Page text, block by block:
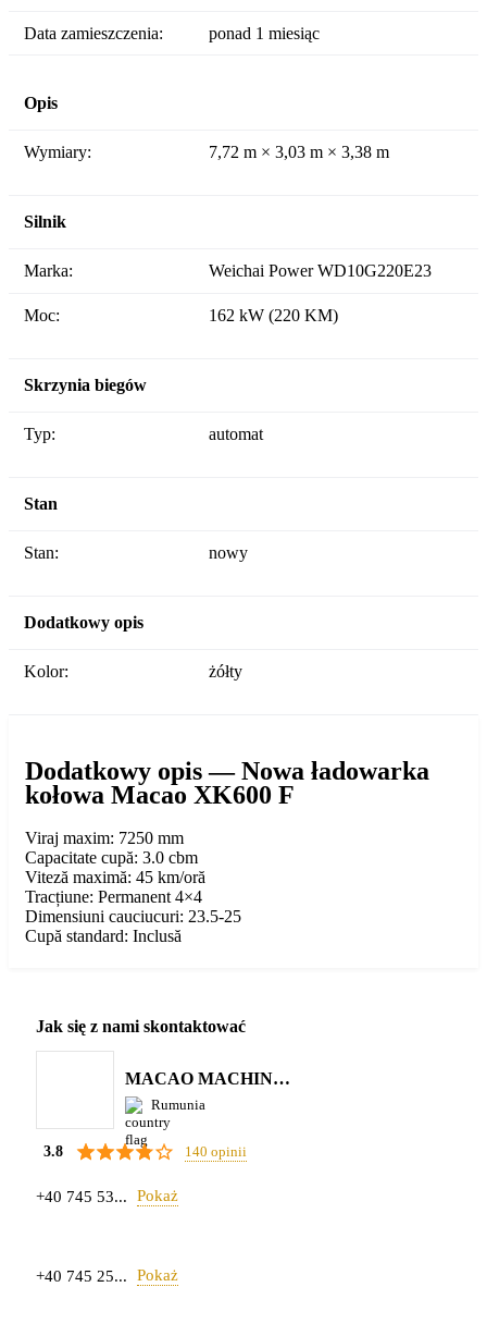
Data zamieszczenia: ponad 1 miesiąc
Opis
Wymiary: 7,72 m × 3,03 m × 3,38 m
Silnik
Marka: Weichai Power WD10G220E23
Moc: 162 kW (220 KM)
Skrzynia biegów
Typ: automat
Stan
Stan: nowy
Dodatkowy opis
Kolor: żółty
Dodatkowy opis — Nowa ładowarka
kołowa Macao XK600 F
Viraj maxim: 7250 mm
Capacitate cupă: 3.0 cbm
Viteză maximă: 45 km/oră
Tracțiune: Permanent 4×4
Dimensiuni cauciucuri: 23.5-25
Cupă standard: Inclusă
Jak się z nami skontaktować
MACAO MACHINERY S.R.L.
Rumunia
3.8 140 opinii
+40 745 53... Pokaż
+40 745 25... Pokaż